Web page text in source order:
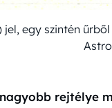
jel, egy szintén
rejtélye